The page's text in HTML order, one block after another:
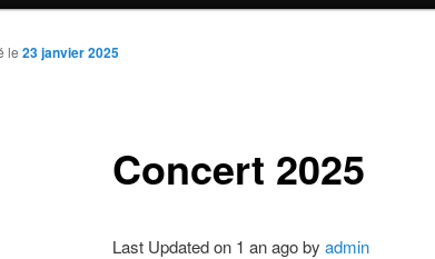
Concert 2025
le 23 janvier 2025
Last Updated on 1 an ago by admin